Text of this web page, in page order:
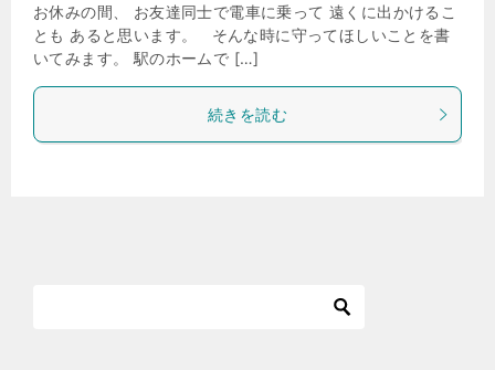
お休みの間、 お友達同士で電車に乗って 遠くに出かけるこ
とも あると思います。 そんな時に守ってほしいことを書
いてみます。 駅のホームで […]
続きを読む